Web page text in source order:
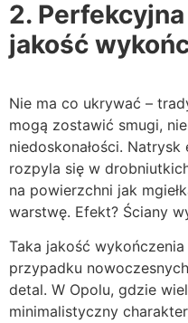
2. Perfekcyjna
jakość
Nie ma co ukrywać –
mogą zostawić smugi,
niedoskonałości.
rozpyla się w
na powierzchni jak
warstwę. Efekt? Ściany
Taka jakość
przypadku
detal. W Opolu, gdzie
minimalistyczny